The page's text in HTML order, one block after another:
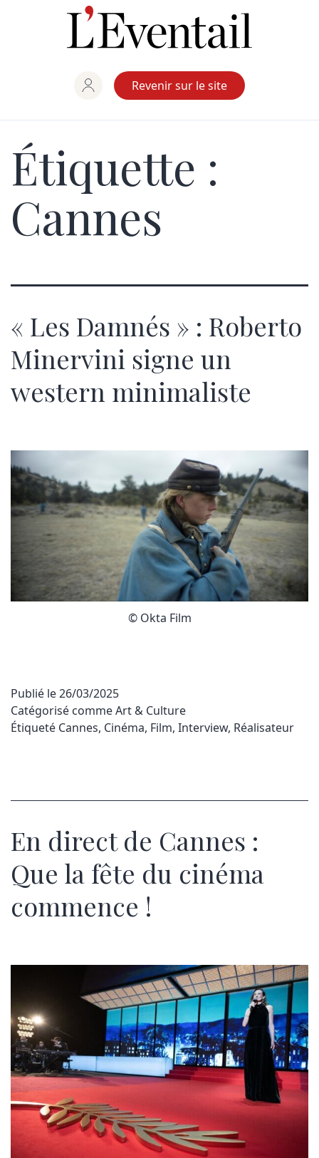
Revenir sur le site
Étiquette :
Cannes
« Les Damnés » : Roberto
Minervini signe un
western minimaliste
© Okta Film
Publié le26/03/2025
Catégorisé commeArt & Culture
Étiqueté Cannes, Cinéma, Film, Interview, Réalisateur
En direct de Cannes :
Que la fête du cinéma
commence !